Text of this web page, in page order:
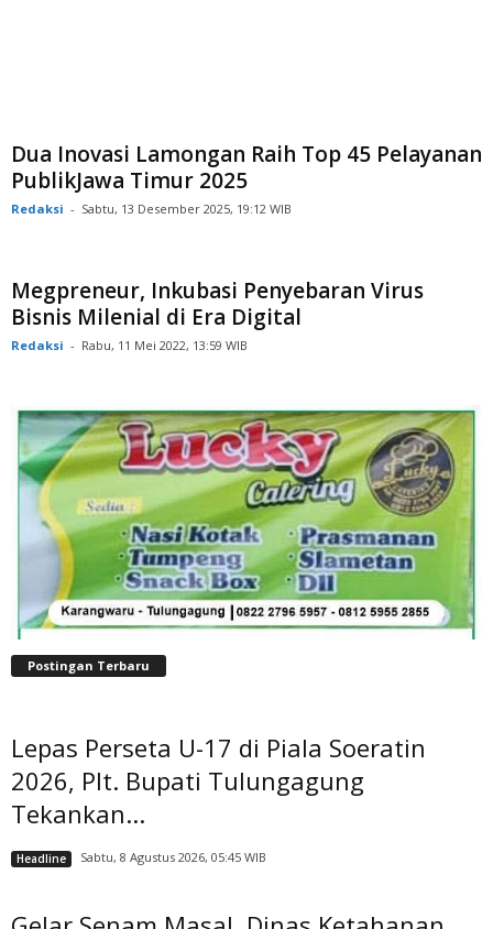
Dua Inovasi Lamongan Raih Top 45 Pelayanan
PublikJawa Timur 2025
Redaksi - Sabtu, 13 Desember 2025, 19:12 WIB
Megpreneur, Inkubasi Penyebaran Virus
Bisnis Milenial di Era Digital
Redaksi - Rabu, 11 Mei 2022, 13:59 WIB
Postingan Terbaru
Lepas Perseta U-17 di Piala Soeratin
2026, Plt. Bupati Tulungagung
Tekankan...
Headline Sabtu, 8 Agustus 2026, 05:45 WIB